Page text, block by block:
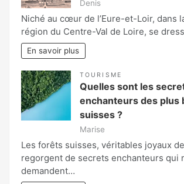
Denis
Niché au cœur de l’Eure-et-Loir, dans
région du Centre-Val de Loire, se
En savoir plus
TOURISME
Quelles sont les
enchanteurs des plus
suisses ?
Marise
Les forêts suisses, véritables joyaux
regorgent de secrets enchanteurs qui
demandent…